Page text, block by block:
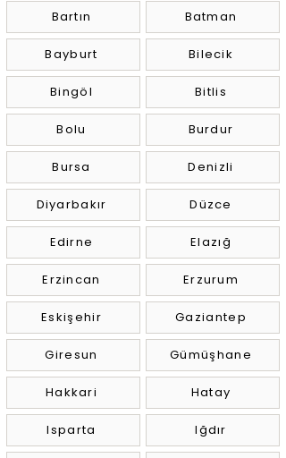
Bartın
Bayburt
Bingöl
Bolu
Bursa
Diyarbakır
Edirne
Erzincan
Eskişehir
Giresun
Hakkari
Isparta
Batman
Bilecik
Bitlis
Burdur
Denizli
Düzce
Elazığ
Erzurum
Gaziantep
Gümüşhane
Hatay
Iğdır